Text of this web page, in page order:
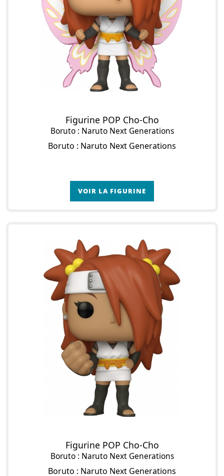
Figurine POP Cho-Cho
Boruto : Naruto Next Generations
Boruto : Naruto Next Generations
VOIR LA FIGURINE
Figurine POP Cho-Cho
Boruto : Naruto Next Generations
Boruto : Naruto Next Generations